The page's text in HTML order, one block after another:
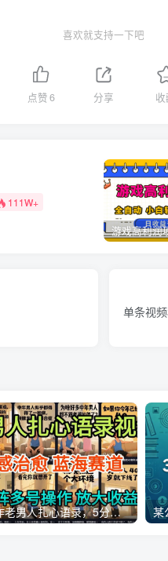
喜欢就支持一下吧
点赞6 分享 收
111W+
单条视
AI制作老男人扎心语录，5分钟一条，操作简单，流量非常大，保姆级教程